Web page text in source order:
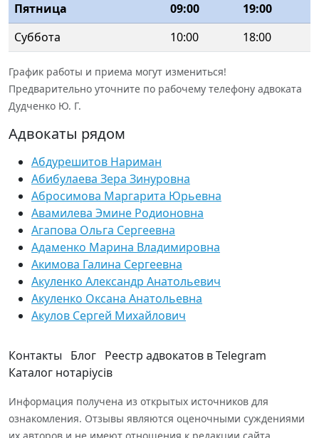
Пятница
09:00
19:00
Суббота
10:00 18:00
График работы и приема могут измениться!
Предварительно уточните по рабочему телефону адвоката
Дудченко Ю. Г.
Адвокаты рядом
Абдурешитов Нариман
Абибулаева Зера Зинуровна
Абросимова Маргарита Юрьевна
Авамилева Эмине Родионовна
Агапова Ольга Сергеевна
Адаменко Марина Владимировна
Акимова Галина Сергеевна
Акуленко Александр Анатольевич
Акуленко Оксана Анатольевна
Акулов Сергей Михайлович
Контакты Блог Реестр адвокатов в Telegram
Каталог нотаріусів
Информация получена из открытых источников для
ознакомления. Отзывы являются оценочными суждениями